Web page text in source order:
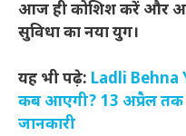
आज ही कोशिश करें और
सुविधा का नया युग।
यह भी पढ़े: Ladli
कब आएगी? 13 अप्रैल तक
जानकारी